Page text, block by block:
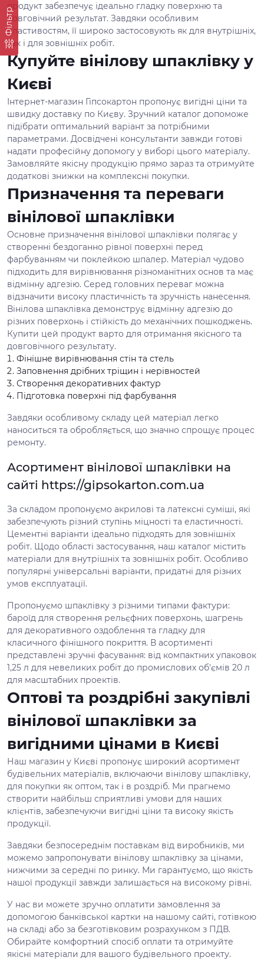
Фільтр
продукт забезпечує ідеально гладку поверхню та
довговічний результат. Завдяки особливим
властивостям, її широко застосовують як для внутрішніх,
так і для зовнішніх робіт.
Купуйте вінілову шпаклівку у
Києві
Інтернет-магазин Гіпсокартон пропонує вигідні ціни та
швидку доставку по Києву. Зручний каталог допоможе
підібрати оптимальний варіант за потрібними
параметрами. Досвідчені консультанти завжди готові
надати професійну допомогу у виборі цього матеріалу.
Замовляйте якісну продукцію прямо зараз та отримуйте
додаткові знижки на комплексні покупки.
Призначення та переваги
вінілової шпаклівки
Основне призначення вінілової шпаклівки полягає у
створенні бездоганно рівної поверхні перед
фарбуванням чи поклейкою шпалер. Матеріал чудово
підходить для вирівнювання різноманітних основ та має
відмінну адгезію. Серед головних переваг можна
відзначити високу пластичність та зручність нанесення.
Вінілова шпаклівка демонструє відмінну адгезію до
різних поверхонь і стійкість до механічних пошкоджень.
Купити цей продукт варто для отримання якісного та
довговічного результату.
Фінішне вирівнювання стін та стель
Заповнення дрібних тріщин і нерівностей
Створення декоративних фактур
Підготовка поверхні під фарбування
Завдяки особливому складу цей матеріал легко
наноситься та обробляється, що значно спрощує процес
ремонту.
Асортимент вінілової шпаклівки на
сайті https://gipsokarton.com.ua
За складом пропонуємо акрилові та латексні суміші, які
забезпечують різний ступінь міцності та еластичності.
Цементні варіанти ідеально підходять для зовнішніх
робіт. Щодо області застосування, наш каталог містить
матеріали для внутрішніх та зовнішніх робіт. Особливо
популярні універсальні варіанти, придатні для різних
умов експлуатації.
Пропонуємо шпаклівку з різними типами фактури:
бароїд для створення рельєфних поверхонь, шагрень
для декоративного оздоблення та гладку для
класичного фінішного покриття. В асортименті
представлені зручні фасування: від компактних упаковок
1,25 л для невеликих робіт до промислових об'ємів 20 л
для масштабних проектів.
Оптові та роздрібні закупівлі
вінілової шпаклівки за
вигідними цінами в Києві
Наш магазин у Києві пропонує широкий асортимент
будівельних матеріалів, включаючи вінілову шпаклівку,
для покупки як оптом, так і в роздріб. Ми прагнемо
створити найбільш сприятливі умови для наших
клієнтів, забезпечуючи вигідні ціни та високу якість
продукції.
Завдяки безпосереднім поставкам від виробників, ми
можемо запропонувати вінілову шпаклівку за цінами,
нижчими за середні по ринку. Ми гарантуємо, що якість
нашої продукції завжди залишається на високому рівні.
У нас ви можете зручно оплатити замовлення за
допомогою банківської картки на нашому сайті, готівкою
на складі або за безготівковим розрахунком з ПДВ.
Обирайте комфортний спосіб оплати та отримуйте
якісні матеріали для вашого будівельного проекту.